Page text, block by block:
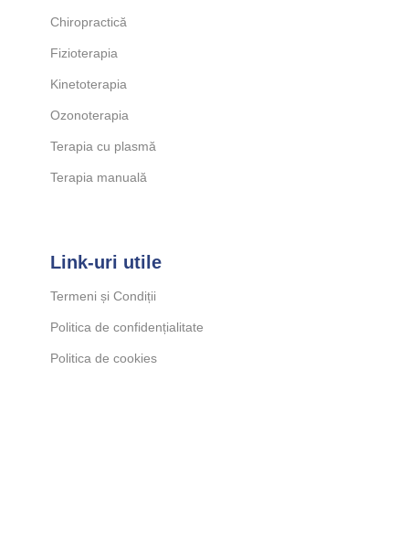
Chiropractică
Fizioterapia
Kinetoterapia
Ozonoterapia
Terapia cu plasmă
Terapia manuală
Link-uri utile
Termeni și Condiții
Politica de confidențialitate
Politica de cookies